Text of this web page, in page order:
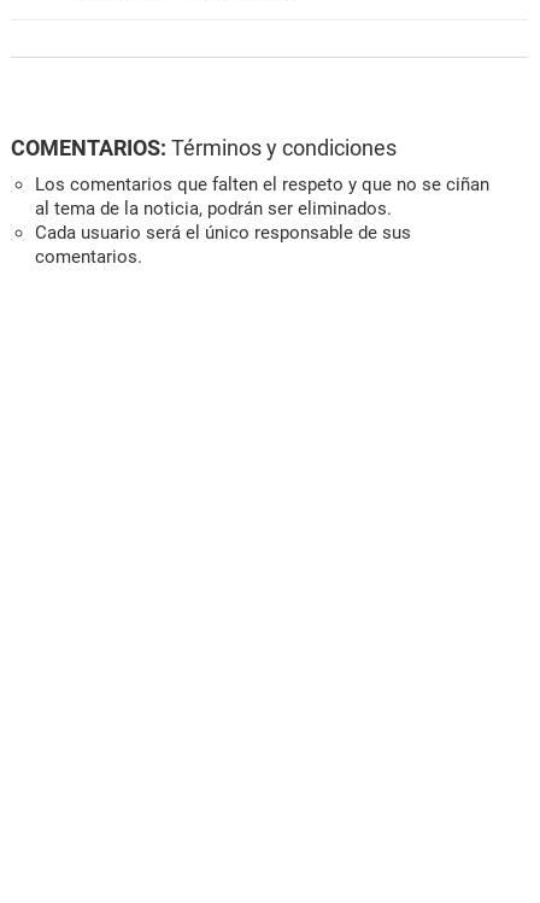
COMENTARIOS: Términos y condiciones
Los comentarios que falten el respeto y que no se ciñan
al tema de la noticia, podrán ser eliminados.
Cada usuario será el único responsable de sus
comentarios.